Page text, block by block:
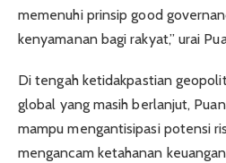
memenuhi prinsip good
kenyamanan bagi rakyat,” urai
Di tengah ketidakpastian
global yang masih berlanjut,
mampu mengantisipasi potensi
mengancam ketahanan